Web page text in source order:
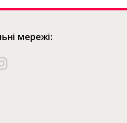
мережі: